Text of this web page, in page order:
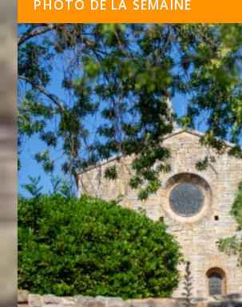
PHOTO DE LA SEMAINE